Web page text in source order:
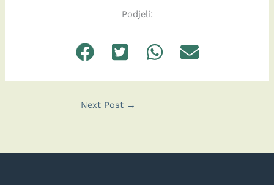
Podjeli:
Next Post →